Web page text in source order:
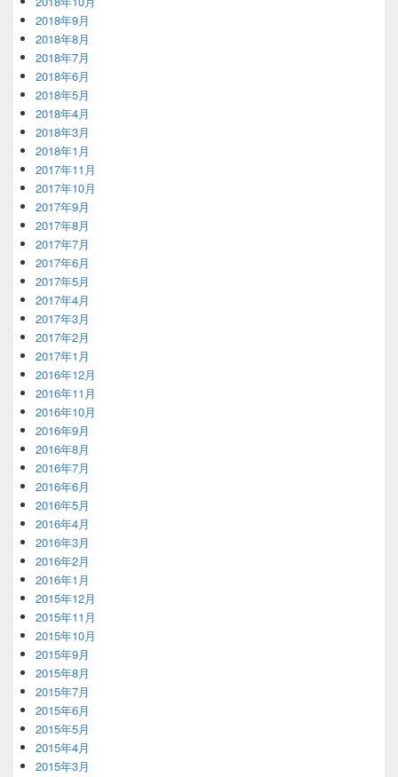
2018年9月
2018年8月
2018年7月
2018年6月
2018年5月
2018年4月
2018年3月
2018年1月
2017年11月
2017年10月
2017年9月
2017年8月
2017年7月
2017年6月
2017年5月
2017年4月
2017年3月
2017年2月
2017年1月
2016年12月
2016年11月
2016年10月
2016年9月
2016年8月
2016年7月
2016年6月
2016年5月
2016年4月
2016年3月
2016年2月
2016年1月
2015年12月
2015年11月
2015年10月
2015年9月
2015年8月
2015年7月
2015年6月
2015年5月
2015年4月
2015年3月